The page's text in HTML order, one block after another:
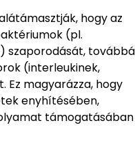
hogy az
(pl.
szaporodását, továbbá
(interleukinek,
magyarázza, hogy
enyhítésében,
támogatásában